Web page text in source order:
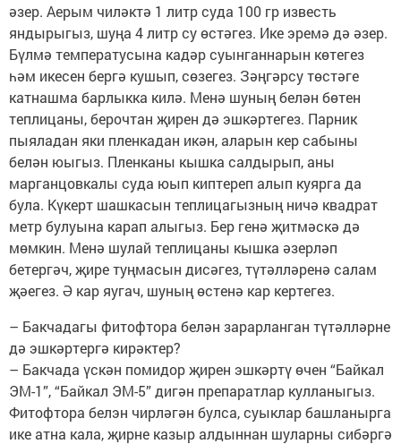
әзер. Аерым чиләктә 1 литр суда 100 гр известь
яндырыгыз, шуңа 4 литр су өстәгез. Ике эремә дә әзер.
Бүлмә температусына кадәр суынганнарын көтегез
һәм икесен бергә кушып, сөзегез. Зәңгәрсу төстәге
катнашма барлыкка килә. Менә шуның белән бөтен
теплицаны, берочтан җирен дә эшкәртегез. Парник
пыяладан яки пленкадан икән, аларын кер сабыны
белән юыгыз. Пленканы кышка салдырып, аны
марганцовкалы суда юып киптереп алып куярга да
була. Күкерт шашкасын теплицагызның ничә квадрат
метр булуына карап алыгыз. Бер генә җитмәскә дә
мөмкин. Менә шулай теплицаны кышка әзерләп
бетергәч, җире туңмасын дисәгез, түтәлләренә салам
җәегез. Ә кар яугач, шуның өстенә кар кертегез.
– Бакчадагы фитофтора белән зарарланган түтәлләрне
дә эшкәртергә кирәктер?
– Бакчада үскән помидор җирен эшкәртү өчен “Байкал
ЭМ-1”, “Байкал ЭМ-5” дигән препаратлар кулланыгыз.
Фитофтора белэн чирләгән булса, суыклар башланырга
ике атна кала, җирне казыр алдыннан шуларны сибәргә